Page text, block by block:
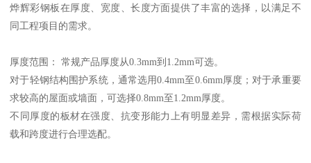
烨辉彩钢板在厚度、宽度、长度方面提供了丰富的选择，以满足不
同工程项目的需求。
厚度范围： 常规产品厚度从0.3mm到1.2mm可选。
对于轻钢结构围护系统，通常选用0.4mm至0.6mm厚度；对于承重要
求较高的屋面或墙面，可选择0.8mm至1.2mm厚度。
不同厚度的板材在强度、抗变形能力上有明显差异，需根据实际荷
载和跨度进行合理选配。